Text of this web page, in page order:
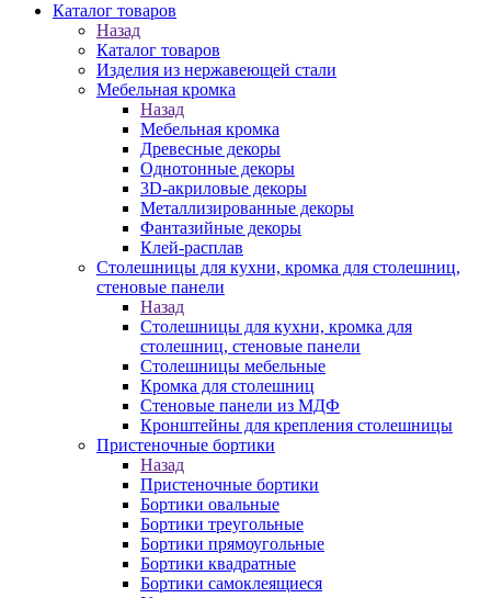
Каталог товаров
Назад
Каталог товаров
Изделия из нержавеющей стали
Мебельная кромка
Назад
Мебельная кромка
Древесные декоры
Однотонные декоры
3D-акриловые декоры
Металлизированные декоры
Фантазийные декоры
Клей-расплав
Столешницы для кухни, кромка для столешниц,
стеновые панели
Назад
Столешницы для кухни, кромка для
столешниц, стеновые панели
Столешницы мебельные
Кромка для столешниц
Стеновые панели из МДФ
Кронштейны для крепления столешницы
Пристеночные бортики
Назад
Пристеночные бортики
Бортики овальные
Бортики треугольные
Бортики прямоугольные
Бортики квадратные
Бортики самоклеящиеся